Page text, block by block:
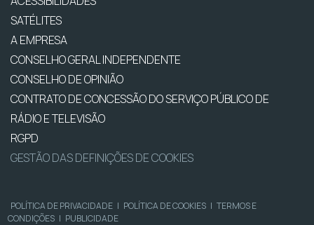
SATÉLITES
A EMPRESA
CONSELHO GERAL INDEPENDENTE
CONSELHO DE OPINIÃO
CONTRATO DE CONCESSÃO DO SERVIÇO PÚBLICO DE
RÁDIO E TELEVISÃO
RGPD
GESTÃO DAS DEFINIÇÕES DE COOKIES
POLÍTICA DE PRIVACIDADE | POLÍTICA DE COOKIES | TERMOS E
CONDIÇÕES | PUBLICIDADE